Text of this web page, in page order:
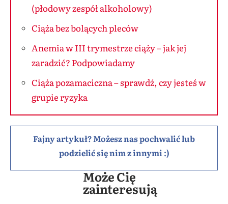
(płodowy zespół alkoholowy)
Ciąża bez bolących pleców
Anemia w III trymestrze ciąży – jak jej
zaradzić? Podpowiadamy
Ciąża pozamaciczna – sprawdź, czy jesteś w
grupie ryzyka
Fajny artykuł? Możesz nas pochwalić lub
podzielić się nim z innymi :)
Może Cię
zainteresują